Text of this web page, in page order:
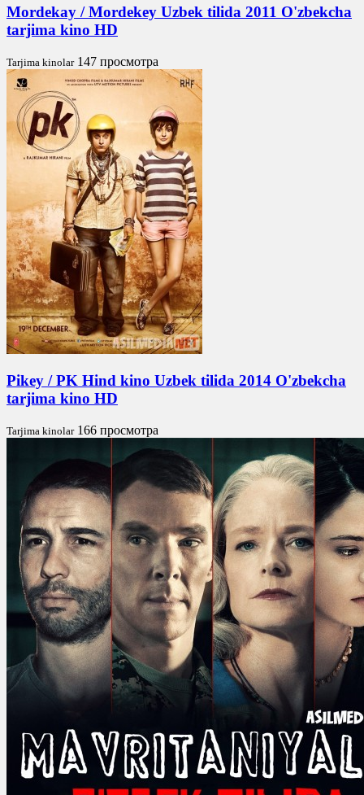
Mordekay / Mordekey Uzbek tilida 2011 O'zbekcha
tarjima kino HD
Tarjima kinolar 147 просмотра
Pikey / PK Hind kino Uzbek tilida 2014 O'zbekcha
tarjima kino HD
Tarjima kinolar 166 просмотра